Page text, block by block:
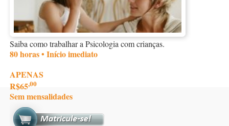
Saiba como trabalhar a Psicologia com crianças.
80 horas • Início imediato
APENAS
R$65,00
Sem mensalidades